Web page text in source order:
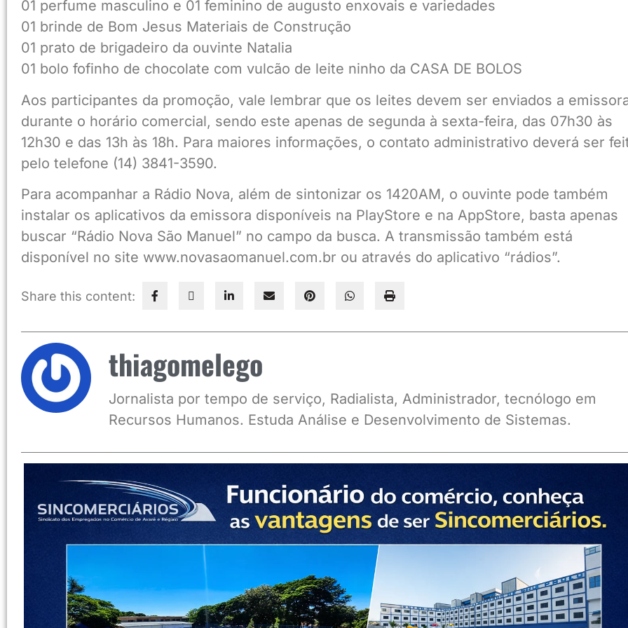
01 perfume masculino e 01 feminino de augusto enxovais e variedades
01 brinde de Bom Jesus Materiais de Construção
01 prato de brigadeiro da ouvinte Natalia
01 bolo fofinho de chocolate com vulcão de leite ninho da CASA DE BOLOS
Aos participantes da promoção, vale lembrar que os leites devem ser enviados a
durante o horário comercial, sendo este apenas de segunda à sexta-feira, das 07h30 às
12h30 e das 13h às 18h. Para maiores informações, o contato administrativo deverá ser
pelo telefone (14) 3841-3590.
Para acompanhar a Rádio Nova, além de sintonizar os 1420AM, o ouvinte pode também
instalar os aplicativos da emissora disponíveis na PlayStore e na AppStore, basta apenas
buscar “Rádio Nova São Manuel” no campo da busca. A transmissão também está
disponível no site www.novasaomanuel.com.br ou através do aplicativo “rádios”.
Share this content:
thiagomelego
Jornalista por tempo de serviço, Radialista, Administrador, tecnólogo em
Recursos Humanos. Estuda Análise e Desenvolvimento de Sistemas.